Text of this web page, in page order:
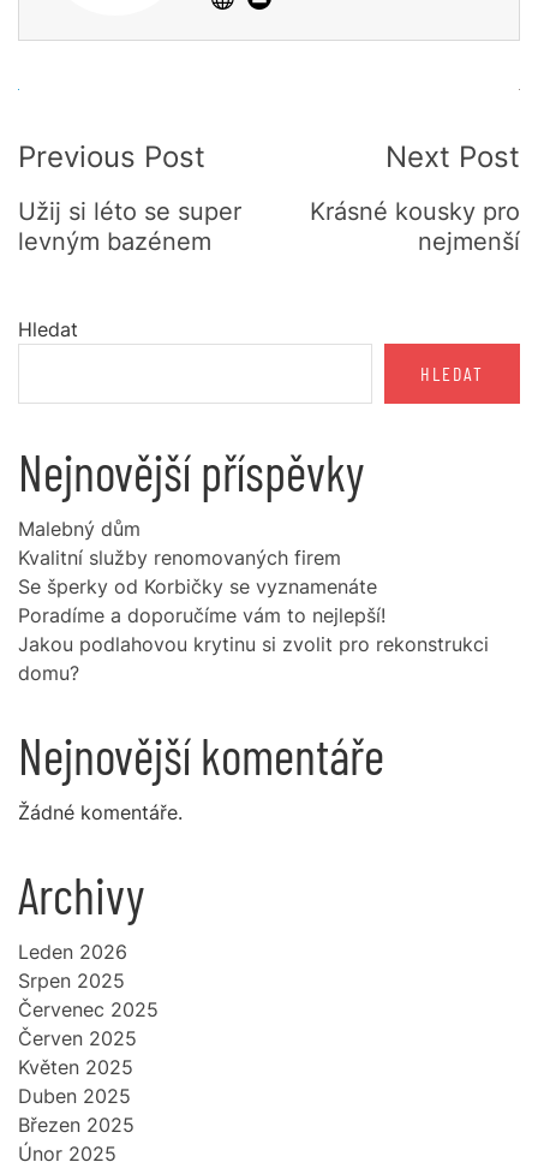
Navigation
Previous Post
Užij si léto se super
levným bazénem
Next Post
Krásné kousky pro
nejmenší
Hledat
HLEDAT
Nejnovější příspěvky
Malebný dům
Kvalitní služby renomovaných firem
Se šperky od Korbičky se vyznamenáte
Poradíme a doporučíme vám to nejlepší!
Jakou podlahovou krytinu si zvolit pro rekonstrukci
domu?
Nejnovější komentáře
Žádné komentáře.
Archivy
Leden 2026
Srpen 2025
Červenec 2025
Červen 2025
Květen 2025
Duben 2025
Březen 2025
Únor 2025